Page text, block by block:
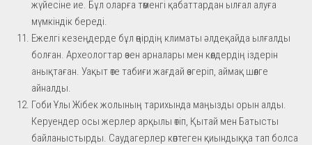
жүйесіне ие. Бұл оларға төменгі қабаттардан ылғал алуға
мүмкіндік береді.
Ежелгі кезеңдерде бұл өңірдің климаты әлдеқайда ылғалды
болған. Археологтар өзен арналары мен көлдердің іздерін
анықтаған. Уақыт өте табиғи жағдай өзгеріп, аймақ шөлге
айналды.
Гоби Ұлы Жібек жолының тарихында маңызды орын алды.
Керуендер осы жерлер арқылы өтіп, Қытай мен Батысты
байланыстырды. Саудагерлер көптеген қиындыққа тап болса